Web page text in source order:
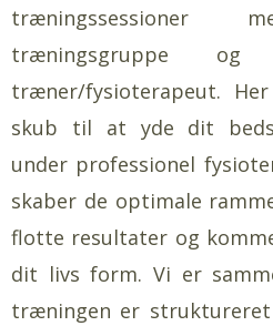
træningsgruppe og
træner/fysioterapeut.
skub til at yde dit
under professionel
skaber de optimale
flotte resultater og
dit livs form. Vi er
træningen er